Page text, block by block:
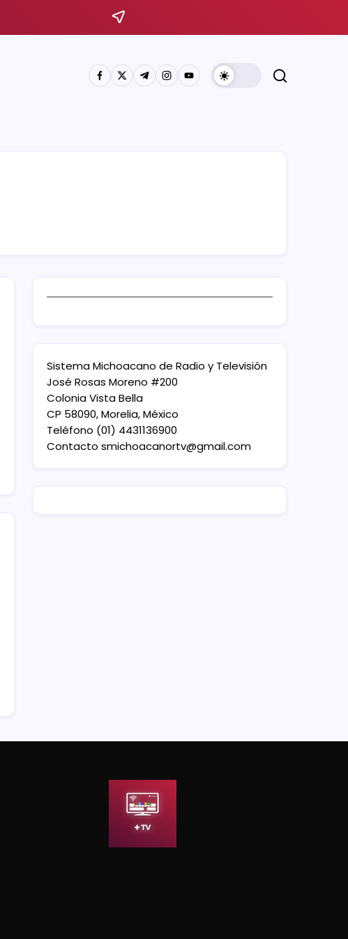
Sistema Michoacano de Radio y Televisión
José Rosas Moreno #200
Colonia Vista Bella
CP 58090, Morelia, México
Teléfono (01) 4431136900
Contacto smichoacanortv@gmail.com